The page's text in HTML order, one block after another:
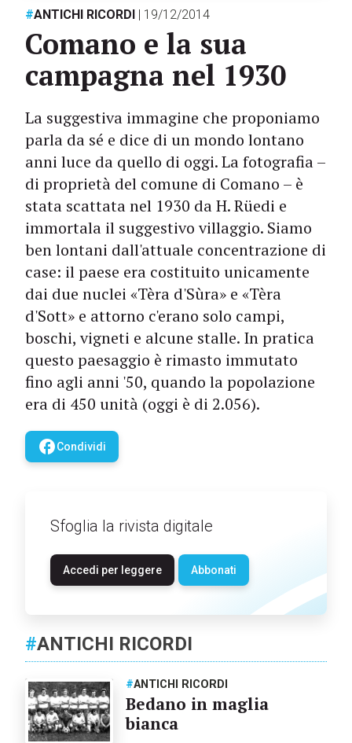
#ANTICHI RICORDI | 19/12/2014
Comano e la sua
campagna nel 1930
La suggestiva immagine che proponiamo
parla da sé e dice di un mondo lontano
anni luce da quello di oggi. La fotografia –
di proprietà del comune di Comano – è
stata scattata nel 1930 da H. Rüedi e
immortala il suggestivo villaggio. Siamo
ben lontani dall'attuale concentrazione di
case: il paese era costituito unicamente
dai due nuclei «Tèra d'Sùra» e «Tèra
d'Sott» e attorno c'erano solo campi,
boschi, vigneti e alcune stalle. In pratica
questo paesaggio è rimasto immutato
fino agli anni '50, quando la popolazione
era di 450 unità (oggi è di 2.056).
facebookCondividi
Sfoglia la rivista digitale
Accedi per leggere Abbonati
#ANTICHI RICORDI
#ANTICHI RICORDI
Bedano in maglia
bianca